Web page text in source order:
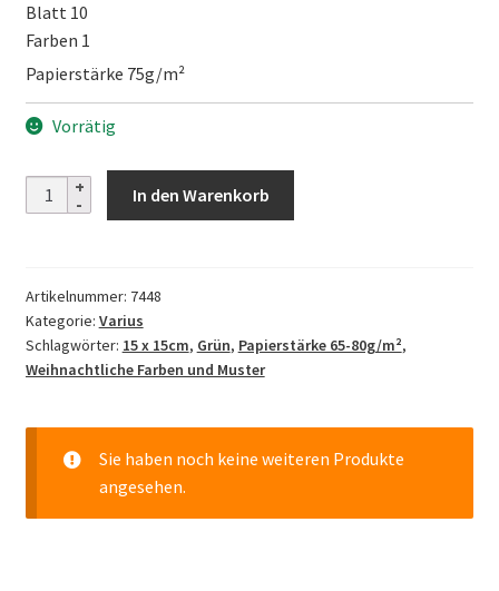
Blatt 10
Farben 1
Papierstärke 75g/m²
Vorrätig
Sunago
Ura
-
15cm
Menge
In den Warenkorb
Artikelnummer: 7448
Kategorie: Varius
Schlagwörter: 15 x 15cm, Grün, Papierstärke 65-80g/m²,
Weihnachtliche Farben und Muster
Sie haben noch keine weiteren Produkte
angesehen.